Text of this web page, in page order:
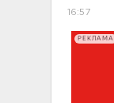
16:57
РЕКЛАМА